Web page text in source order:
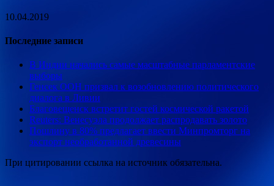
10.04.2019
Последние записи
В Индии начались самые масштабные парламентские
выборы
Генсек ООН призвал к возобновлению политического
диалога в Ливии
Благовещенск встретит гостей космической ракетой
Reuters: Венесуэла продолжает распродавать золото
Пошлину в 80% предлагает ввести Минпромторг на
экспорт необработанной древесины
При цитировании ссылка на источник обязательна.